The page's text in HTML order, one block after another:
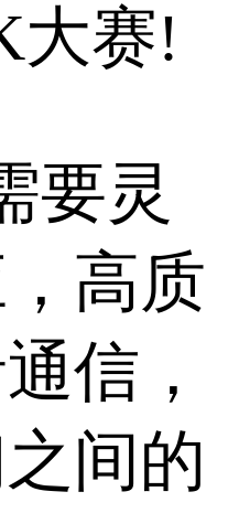
大赛!
要灵
高质
信，
间的